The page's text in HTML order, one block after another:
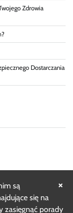
×
są
się na
zasięgnąć porady
Zdrowia
Dostarczania